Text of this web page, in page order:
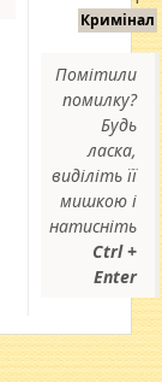
Кримінал
Помітили
помилку?
Будь
ласка,
виділіть її
мишкою і
натисніть
Ctrl +
Enter